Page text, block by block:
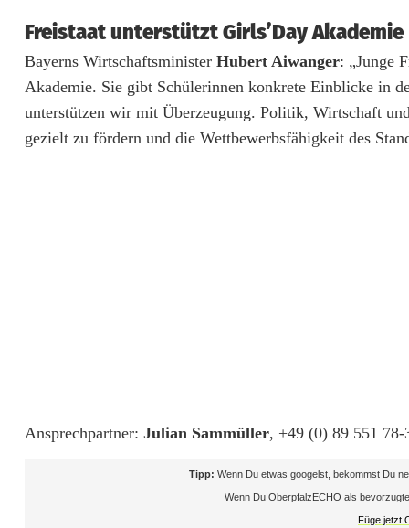
’
D
a
y
i
Freistaat unterstützt Girls’Day Akademie
Bayerns Wirtschaftsminister Hubert Aiwanger: „Junge
Akademie. Sie gibt Schülerinnen konkrete Einblicke in
unterstützen wir mit Überzeugung. Politik, Wirtschaft
gezielt zu fördern und die Wettbewerbsfähigkeit des
Ansprechpartner: Julian Sammüller, +49 (0) 89 551
Tipp: Wenn Du etwas googelst, bekommst Du
Wenn Du OberpfalzECHO als
Füge jetzt